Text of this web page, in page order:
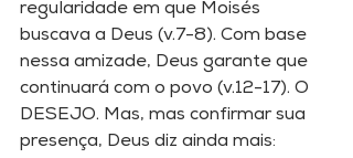
regularidade em que Moisés
buscava a Deus (v.7-8). Com base
nessa amizade, Deus garante que
continuará com o povo (v.12-17). O
DESEJO. Mas, mas confirmar sua
presença, Deus diz ainda mais: